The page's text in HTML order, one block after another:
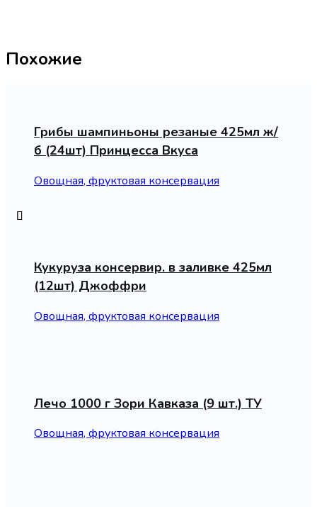
Похожие
Грибы шампиньоны резаные 425мл ж/
б (24шт) Принцесса Вкуса
Овощная, фруктовая консервация
Кукуруза консервир. в заливке 425мл
(12шт) Джоффри
Овощная, фруктовая консервация
Лечо 1000 г Зори Кавказа (9 шт.) ТУ
Овощная, фруктовая консервация